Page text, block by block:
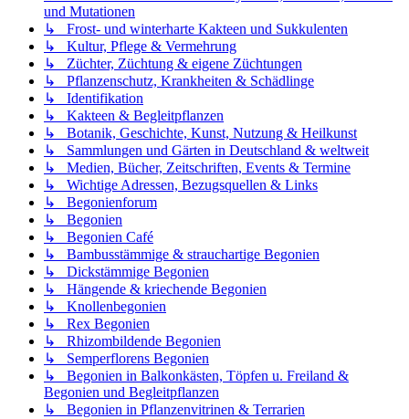
und Mutationen
↳ Frost- und winterharte Kakteen und Sukkulenten
↳ Kultur, Pflege & Vermehrung
↳ Züchter, Züchtung & eigene Züchtungen
↳ Pflanzenschutz, Krankheiten & Schädlinge
↳ Identifikation
↳ Kakteen & Begleitpflanzen
↳ Botanik, Geschichte, Kunst, Nutzung & Heilkunst
↳ Sammlungen und Gärten in Deutschland & weltweit
↳ Medien, Bücher, Zeitschriften, Events & Termine
↳ Wichtige Adressen, Bezugsquellen & Links
↳ Begonienforum
↳ Begonien
↳ Begonien Café
↳ Bambusstämmige & strauchartige Begonien
↳ Dickstämmige Begonien
↳ Hängende & kriechende Begonien
↳ Knollenbegonien
↳ Rex Begonien
↳ Rhizombildende Begonien
↳ Semperflorens Begonien
↳ Begonien in Balkonkästen, Töpfen u. Freiland &
Begonien und Begleitpflanzen
↳ Begonien in Pflanzenvitrinen & Terrarien